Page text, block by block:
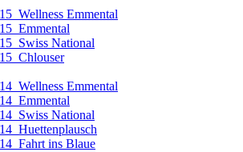
Emmental
National
Emmental
National
ins Blaue